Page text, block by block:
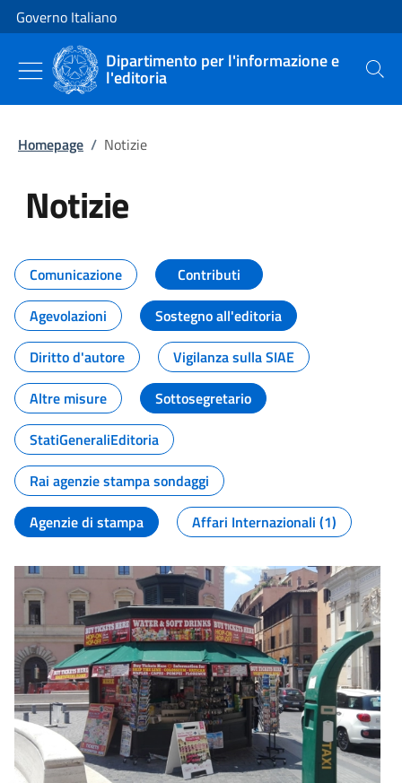
Vai al contenuto
Vai alla navigazione del sito
Governo Italiano
Dipartimento per l'informazione e
l'editoria Cerca
Homepage / Notizie
Notizie
Tutti i contenuti della pagina
Comunicazione
Contributi
Agevolazioni
Sostegno all'editoria
Diritto d'autore
Vigilanza sulla SIAE
Altre misure
Sottosegretario
StatiGeneraliEditoria
Rai agenzie stampa sondaggi
Agenzie di stampa
Affari Internazionali (1)